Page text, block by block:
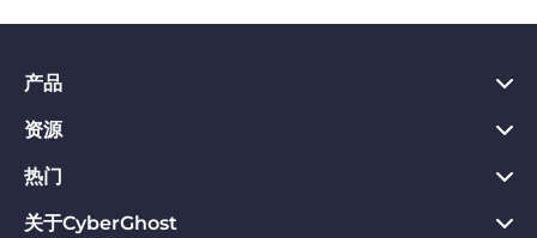
产品
PC VPN应用
Chrome VPN应用
Mac VPN应用
资源
VPN是什么
Privacy Hub
热门
CyberGhost VPN评价
关于CyberGhost